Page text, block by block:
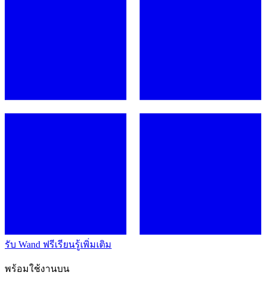
รับ Wand ฟรีเรียนรู้เพิ่มเติม
พร้อมใช้งานบน